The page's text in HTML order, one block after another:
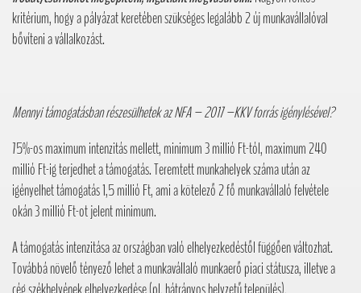
kritérium, hogy a pályázat keretében szükséges legalább 2 új munkavállalóval
bővíteni a vállalkozást.
Mennyi támogatásban részesülhetek az NFA – 2017 –KKV forrás igénylésével?
75%-os maximum intenzitás mellett, minimum 3 millió Ft-tól, maximum 240
millió Ft-ig terjedhet a támogatás. Teremtett munkahelyek száma után az
igényelhet támogatás 1,5 millió Ft, ami a kötelező 2 fő munkavállaló felvétele
okán 3 millió Ft-ot jelent minimum.
A támogatás intenzitása az országban való elhelyezkedéstől függően változhat.
Továbbá növelő tényező lehet a munkavállaló munkaerő piaci státusza, illetve a